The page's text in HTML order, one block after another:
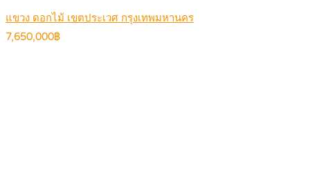
แขวง ดอกไม้ เขตประเวศ กรุงเทพมหานคร
7,650,000฿